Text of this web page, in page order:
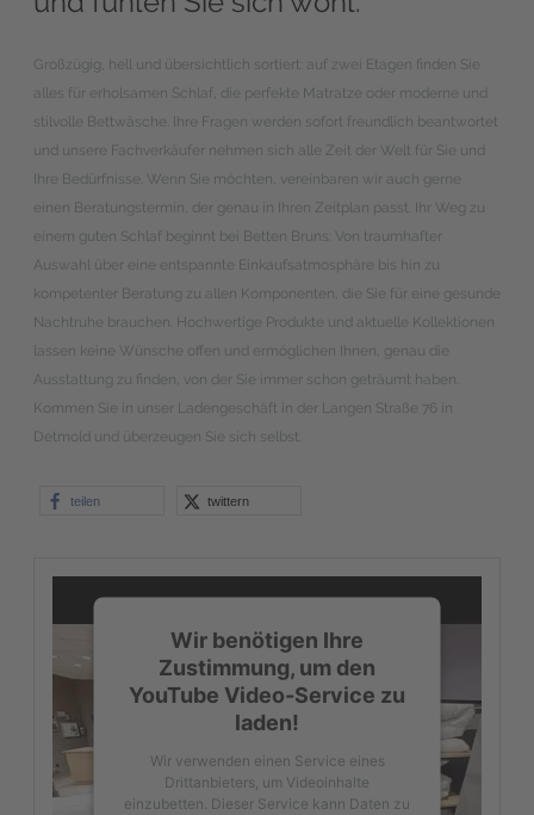
Großzügig, hell und übersichtlich sortiert: auf zwei Etagen finden Sie
alles für erholsamen Schlaf, die perfekte Matratze oder moderne und
stilvolle Bettwäsche. Ihre Fragen werden sofort freundlich beantwortet
und unsere Fachverkäufer nehmen sich alle Zeit der Welt für Sie und
Ihre Bedürfnisse. Wenn Sie möchten, vereinbaren wir auch gerne
einen Beratungstermin, der genau in Ihren Zeitplan passt. Ihr Weg zu
einem guten Schlaf beginnt bei Betten Bruns: Von traumhafter
Auswahl über eine entspannte Einkaufsatmosphäre bis hin zu
kompetenter Beratung zu allen Komponenten, die Sie für eine gesunde
Nachtruhe brauchen. Hochwertige Produkte und aktuelle Kollektionen
lassen keine Wünsche offen und ermöglichen Ihnen, genau die
Ausstattung zu finden, von der Sie immer schon geträumt haben.
Kommen Sie in unser Ladengeschäft in der Langen Straße 76 in
Detmold und überzeugen Sie sich selbst.
teilen twittern
Wir benötigen Ihre
Zustimmung, um den
YouTube Video-Service zu
laden!
Wir verwenden einen Service eines
Drittanbieters, um Videoinhalte
einzubetten. Dieser Service kann Daten zu